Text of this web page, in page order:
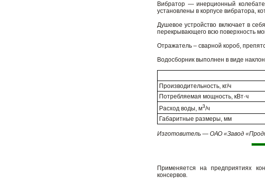
Вибратор — инерционный
установлены в корпусе вибратора,
Душевое устройство включает в
перекрывающего всю поверхность
Отражатель – сварной короб,
Водосборник выполнен в виде
Производительность, кг/ч
Потребляемая мощность, кВт·ч
Расход воды, м3/ч
Габаритные размеры, мм
Изготовитель — ОАО «Завод
Применяется на предприятиях
консервов.